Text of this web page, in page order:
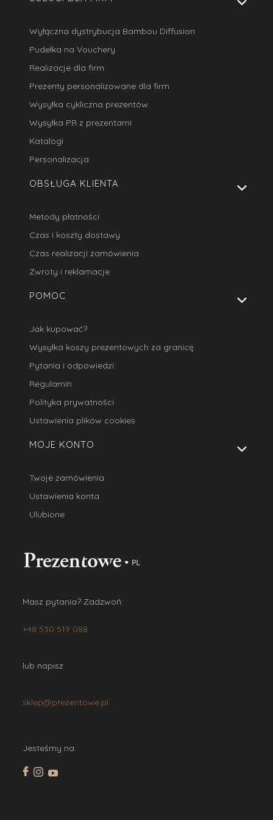
Wyłączna dystrybucja Bambou Diffusion
Pudełka na Vouchery
Realizacje dla firm
Prezenty personalizowane dla firm
Wysyłka cykliczna prezentów
Wysyłka PR z prezentami
Katalogi
Personalizacja
OBSŁUGA KLIENTA
Metody płatności
Czas i koszty dostawy
Czas realizacji zamówienia
Zwroty i reklamacje
POMOC
Jak kupować?
Wysyłka koszy prezentowych za granicę
Pytania i odpowiedzi
Regulamin
Polityka prywatności
Ustawienia plików cookies
MOJE KONTO
Twoje zamówienia
Ustawienia konta
Ulubione
Masz pytania? Zadzwoń:
+48 530 519 088
lub napisz
sklep@prezentowe.pl
Jesteśmy na: